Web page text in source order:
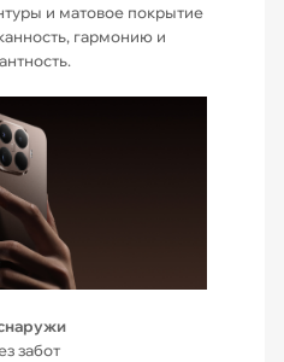
и матовое покрытие
гармонию и
забот